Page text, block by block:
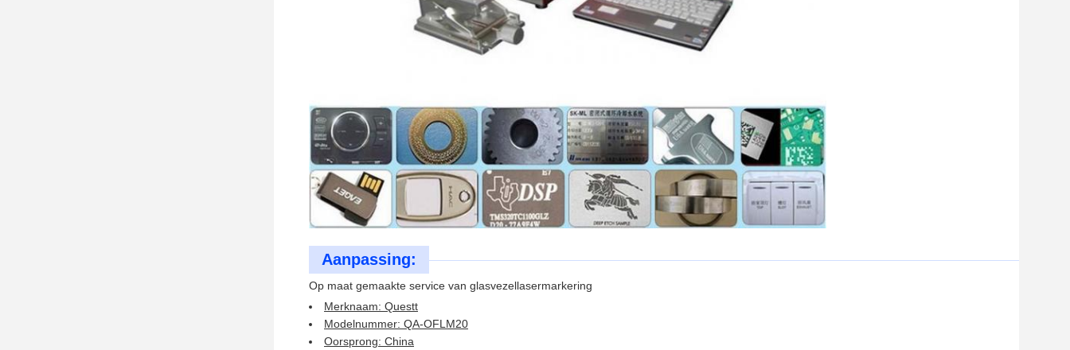
Aanpassing:
Op maat gemaakte service van glasvezellasermarkering
Merknaam: Questt
Modelnummer: QA-OFLM20
Oorsprong: China